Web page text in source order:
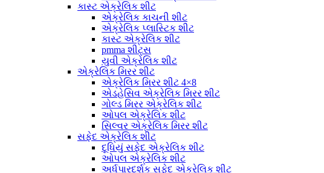
કાસ્ટ એક્રેલિક શીટ
એક્રેલિક કાચની શીટ
એક્રેલિક પ્લાસ્ટિક શીટ
કાસ્ટ એક્રેલિક શીટ
pmma શીટ્સ
યુવી એક્રેલિક શીટ
એક્રેલિક મિરર શીટ
એક્રેલિક મિરર શીટ 4×8
એડહેસિવ એક્રેલિક મિરર શીટ
ગોલ્ડ મિરર એક્રેલિક શીટ
ઓપલ એક્રેલિક શીટ
સિલ્વર એક્રેલિક મિરર શીટ
સફેદ એક્રેલિક શીટ
દૂધિયું સફેદ એક્રેલિક શીટ
ઓપલ એક્રેલિક શીટ
અર્ધપારદર્શક સફેદ એક્રેલિક શીટ